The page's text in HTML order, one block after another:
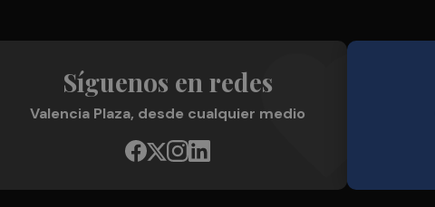
Síguenos en redes
Valencia Plaza, desde cualquier medio